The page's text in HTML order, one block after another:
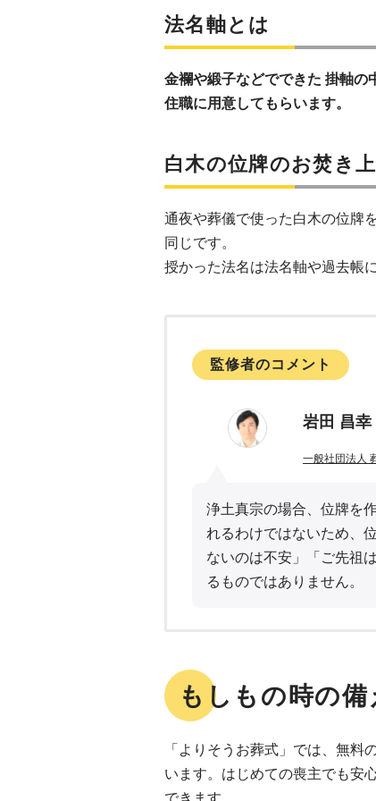
法名軸とは
金襴や緞子などでできた 掛軸の
住職に用意してもらいます。
白木の位牌のお焚き
通夜や葬儀で使った白木の位牌
同じです。
授かった法名は法名軸や過去帳
監修者のコメント
岩田 昌幸
一般社団法人
浄土真宗の場合、位牌を
れるわけではないため、
ないのは不安」「ご先祖
るものではありません。
もしもの時の
「よりそうお葬式」では、無
います。はじめての喪主でも安